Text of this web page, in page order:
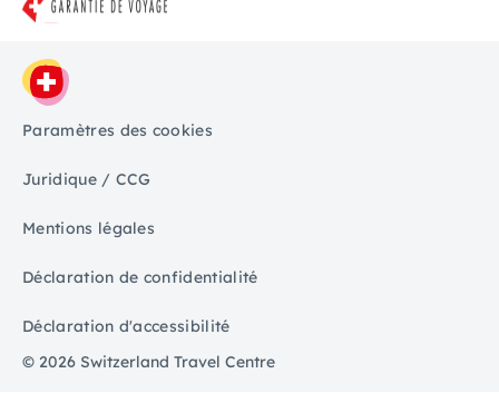
Paramètres des cookies
Juridique / CCG
Mentions légales
Déclaration de confidentialité
Déclaration d'accessibilité
© 2026 Switzerland Travel Centre